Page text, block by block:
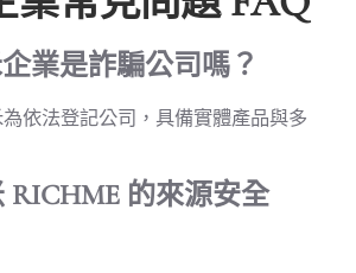
業是詐騙公司嗎？
依法登記公司，具備實體產品與多
RICHME 的來源安全